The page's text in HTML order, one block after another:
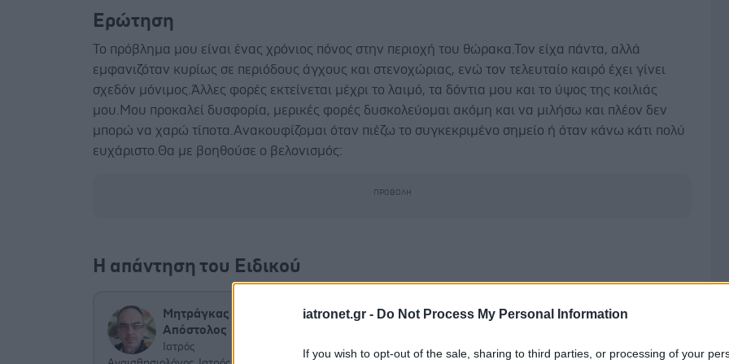
iatronet.gr - Do Not Process My Personal Information
If you wish to opt-out of the sale, sharing to third parties, or processing of your
Ερώτηση
Το πρόβλημα μου είναι ένας χρόνιος πόνος στην περιοχή του θώρακα.Τον είχα πάντα, αλλά
εμφανιζόταν κυρίως σε περιόδους άγχους και στενοχώριας, ενώ τον τελευταίο καιρό έχει γίνει
σχεδόν μόνιμος.Άλλες φορές εκτείνεται μέχρι το λαιμό, τα δόντια μου και το ύψος της κοιλιάς
μου.Μου προκαλεί δυσφορία, μερικές φορές δυσκολεύομαι ακόμη και να μιλήσω και πλέον δεν
μπορώ να χαρώ τίποτα.Ανακουφίζομαι όταν πιέζω το συγκεκριμένο σημείο ή όταν κάνω κάτι πολύ
ευχάριστο.Θα με βοηθούσε ο βελονισμός:
Η απάντηση του Ειδικού
Εφόσον έχετε επισκεφτεί γιατρό και έχουν αποκλειστεί άλλα
Μητράγκας Γ.
Απόστολος
Ιατρός